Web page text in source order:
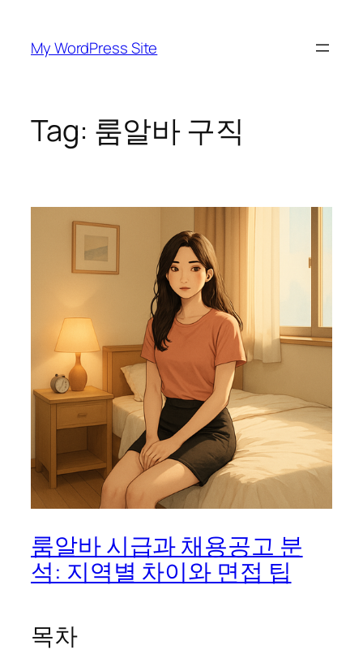
content
My WordPress Site
Tag: 룸알바 구직
룸알바 시급과 채용공고 분
석: 지역별 차이와 면접 팁
목차